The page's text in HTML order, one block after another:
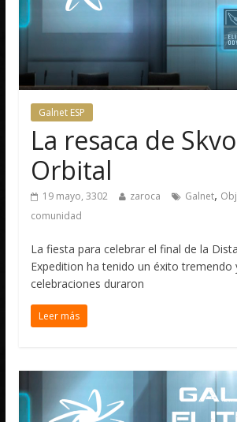
Galnet ESP
La resaca de
Orbital
19 mayo, 3302 zaroca Galnet,
comunidad
La fiesta para celebrar el final de la
Expedition ha tenido un éxito tremendo
celebraciones duraron
Leer más